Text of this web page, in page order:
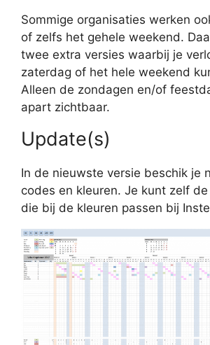
Sommige organisaties werken
of zelfs het gehele weekend.
twee extra versies waarbij je
zaterdag of het hele weekend
Alleen de zondagen en/of
apart zichtbaar.
Update(s)
In de nieuwste versie beschik je
codes en kleuren. Je kunt zelf
die bij de kleuren passen bij